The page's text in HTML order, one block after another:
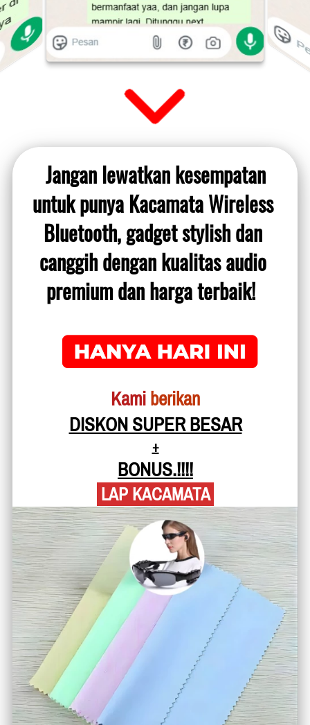
Jangan lewatkan kesempatan
untuk punya Kacamata Wireless
Bluetooth, gadget stylish dan
canggih dengan kualitas audio
premium dan harga terbaik!
Kami berikan
DISKON SUPER BESAR
+
BONUS.!!!!
LAP KACAMATA